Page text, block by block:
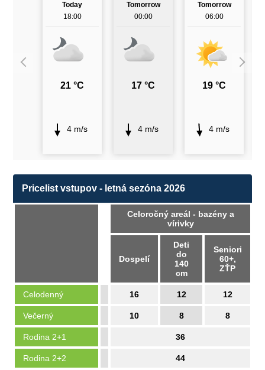
Today
18:00
21 °C
4 m/s
Tomorrow
00:00
17 °C
4 m/s
Tomorrow
06:00
19 °C
4 m/s
Pricelist vstupov - letná sezóna 2026
Celoročný areál - bazény a
vírivky
Dospelí
Deti
do
140
cm
Seniori
60+,
ZŤP
Celodenný 16 12 12
Večerný 10 8 8
Rodina 2+1 36
Rodina 2+2 44